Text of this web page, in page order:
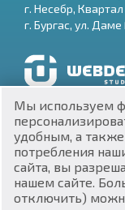
$
₽
₴
zł
г. Несебр,
г. Бургас, ул. Даме
Разработка и
ЕИК 201160903
Мы используем
удобным, а также
потребления
сайта, вы
нашем сайте.
отключить)